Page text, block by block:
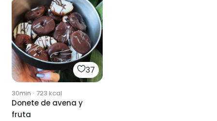
37
30min · 723 kcal
Donete de avena y
fruta